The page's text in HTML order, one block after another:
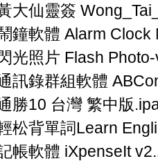
大仙靈簽
鐘軟體 Alarm
光照片 Flash
訊錄群組軟體
勝10 台灣 繁中版
松背單詞Learn
帳軟體 iXpenseIt